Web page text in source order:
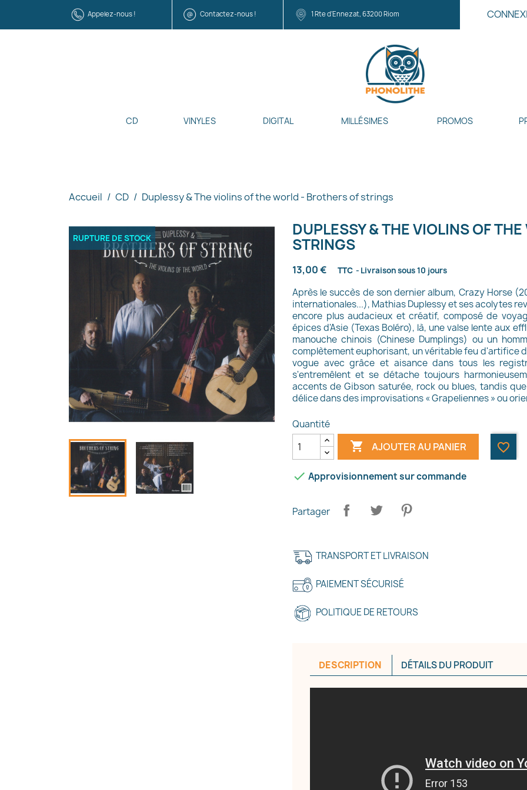
Appelez-nous ! Contactez-nous ! 1 Rte d'Ennezat, 63200 Riom
CD VINYLES DIGITAL MILLÉSIMES PROMOS
Accueil CD Duplessy & The violins of the world - Brothers of strings
RUPTURE DE STOCK DUPLESSY & THE VIOLINS OF
STRINGS
13,00 € TTC Livraison sous 10 jours
Après le succès de son dernier album, Crazy Horse
internationales...), Mathias Duplessy et ses acolytes
encore plus audacieux et créatif, composé de
épices d'Asie (Texas Boléro), là, une valse lente aux
manouche chinois (Chinese Dumplings) ou un
complètement euphorisant, un véritable feu d'artifice
vogue avec grâce et aisance dans tous les
s'entremêlent et se détache toujours
accents de Gibson saturée, rock ou blues, tandis
délice dans des improvisations « Grapeliennes » ou
Quantité
 AJOUTER AU PANIER favorite_border
 Approvisionnement sur commande
Partager
TRANSPORT ET LIVRAISON
PAIEMENT SÉCURISÉ
POLITIQUE DE RETOURS
DESCRIPTION DÉTAILS DU PRODUIT